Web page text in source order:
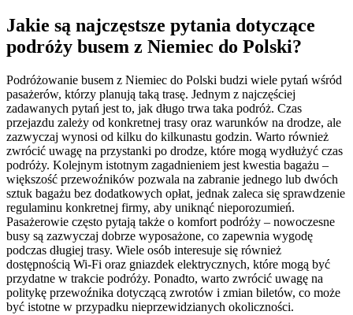
Jakie są najczęstsze pytania dotyczące
podróży busem z Niemiec do Polski?
Podróżowanie busem z Niemiec do Polski budzi wiele pytań wśród
pasażerów, którzy planują taką trasę. Jednym z najczęściej
zadawanych pytań jest to, jak długo trwa taka podróż. Czas
przejazdu zależy od konkretnej trasy oraz warunków na drodze, ale
zazwyczaj wynosi od kilku do kilkunastu godzin. Warto również
zwrócić uwagę na przystanki po drodze, które mogą wydłużyć czas
podróży. Kolejnym istotnym zagadnieniem jest kwestia bagażu –
większość przewoźników pozwala na zabranie jednego lub dwóch
sztuk bagażu bez dodatkowych opłat, jednak zaleca się sprawdzenie
regulaminu konkretnej firmy, aby uniknąć nieporozumień.
Pasażerowie często pytają także o komfort podróży – nowoczesne
busy są zazwyczaj dobrze wyposażone, co zapewnia wygodę
podczas długiej trasy. Wiele osób interesuje się również
dostępnością Wi-Fi oraz gniazdek elektrycznych, które mogą być
przydatne w trakcie podróży. Ponadto, warto zwrócić uwagę na
politykę przewoźnika dotyczącą zwrotów i zmian biletów, co może
być istotne w przypadku nieprzewidzianych okoliczności.